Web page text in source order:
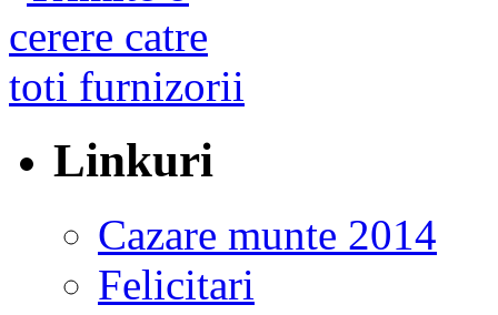
Linkuri
Cazare munte 2014
Felicitari